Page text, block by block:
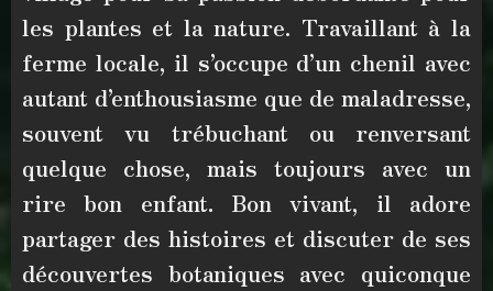
les plantes et la nature. Travaillant à la
ferme locale, il s’occupe d’un chenil avec
autant d’enthousiasme que de maladresse,
souvent vu trébuchant ou renversant
quelque chose, mais toujours avec un
rire bon enfant. Bon vivant, il adore
partager des histoires et discuter de ses
découvertes botaniques avec quiconque